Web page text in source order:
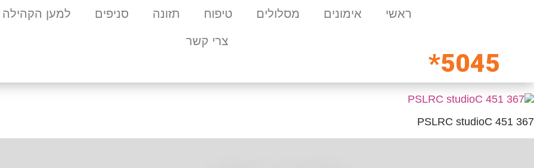
ראשי אימונים מסלולים טיפוח תזונה סניפים למען הקהילה
צרי קשר
5045*
PSLRC studioC 451 367